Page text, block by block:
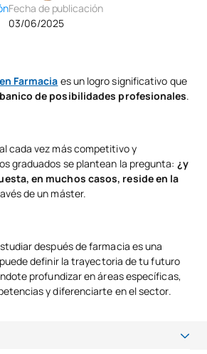
Fecha de publicación
03/06/2025
Farmacia es un logro significativo que
de posibilidades profesionales.
cada vez más competitivo y
graduados se plantean la pregunta: ¿y
en muchos casos, reside en la
de un máster.
después de farmacia es una
definir la trayectoria de tu futuro
profundizar en áreas específicas,
y diferenciarte en el sector.